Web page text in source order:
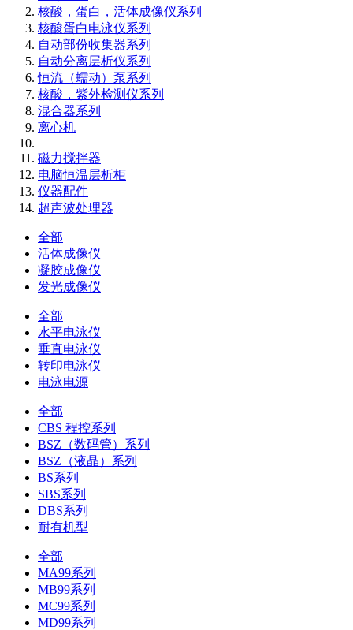
核酸，蛋白，活体成像仪系列
核酸蛋白电泳仪系列
自动部份收集器系列
自动分离层析仪系列
恒流（蠕动）泵系列
核酸，紫外检测仪系列
混合器系列
离心机
磁力搅拌器
电脑恒温层析柜
仪器配件
超声波处理器
全部
活体成像仪
凝胶成像仪
发光成像仪
全部
水平电泳仪
垂直电泳仪
转印电泳仪
电泳电源
全部
CBS 程控系列
BSZ（数码管）系列
BSZ（液晶）系列
BS系列
SBS系列
DBS系列
耐有机型
全部
MA99系列
MB99系列
MC99系列
MD99系列